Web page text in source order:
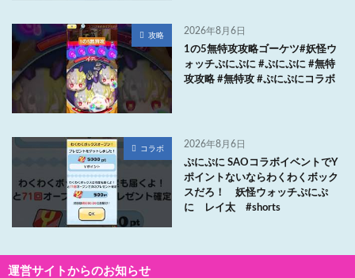
攻略 2026年8月6日
1の5無特攻攻略ゴーケツ#妖怪ウ
ォッチぷにぷに #ぷにぷに #無特
攻攻略 #無特攻 #ぷにぷにコラボ
コラボ 2026年8月6日
ぷにぷに SAOコラボイベントでY
ポイントないならわくわくボック
スだろ！ 妖怪ウォッチぷにぷ
に レイ太 #shorts
運営サイトからのお知らせ